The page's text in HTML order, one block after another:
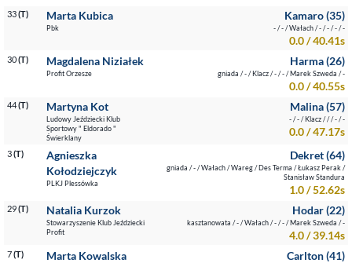
33(T) Marta Kubica
Pbk
Kamaro (35)
- / - / Wałach / - / - / - / -
0.0 / 40.41s
30(T) Magdalena Niziałek
Profit Orzesze
Harma (26)
gniada / - / Klacz / - / - / Marek Szweda / -
0.0 / 40.55s
44(T) Martyna Kot
Ludowy Jeździecki Klub
Sportowy " Eldorado "
Świerklany
Malina (57)
- / - / Klacz / / / - / -
0.0 / 47.17s
3(T)
Agnieszka
Kołodziejczyk
PLKJ Plessówka
Dekret (64)
gniada / - / Wałach / Wareg / Des Terma / Łukasz Perak /
Stanisław Standura
1.0 / 52.62s
29(T) Natalia Kurzok
Stowarzyszenie Klub Jeździecki
Profit
Hodar (22)
kasztanowata / - / Wałach / - / - / Marek Szweda / -
4.0 / 39.14s
7(T) Marta Kowalska Carlton (41)